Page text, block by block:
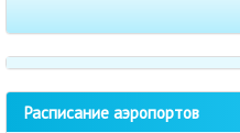
Расписание аэропортов